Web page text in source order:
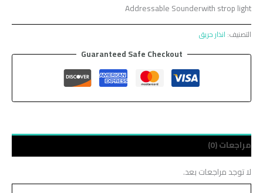
Addressable Sounderwith strop light
التصنيف: انذار حريق
Guaranteed Safe Checkout
مراجعات (0)
لا توجد مراجعات بعد.